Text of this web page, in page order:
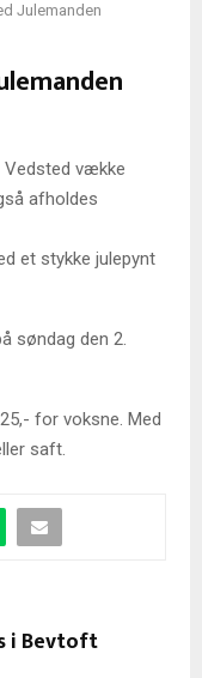
Julemanden
Vedsted vække
afholdes
et stykke julepynt
søndag den 2.
for voksne. Med
saft.
i Bevtoft